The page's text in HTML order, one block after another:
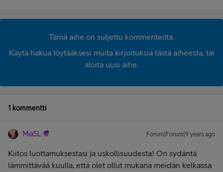
Tämä aihe on suljettu kommenteilta.
Käytä hakua löytääksesi muita kirjoituksia tästä aiheesta, tai
aloita uusi aihe.
1 kommentti
MiaSL Forum|Forum|9 years ago
Kiitos luottamuksestasi ja uskollisuudesta! On sydäntä
lämmittävää kuulla, että olet ollut mukana meidän kelkassa